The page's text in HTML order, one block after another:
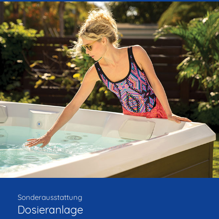
Sonderausstattung
Dosieranlage